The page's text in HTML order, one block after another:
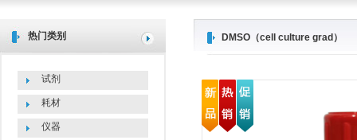
DMSO（cell culture grad）
热门类别
试剂
耗材
仪器